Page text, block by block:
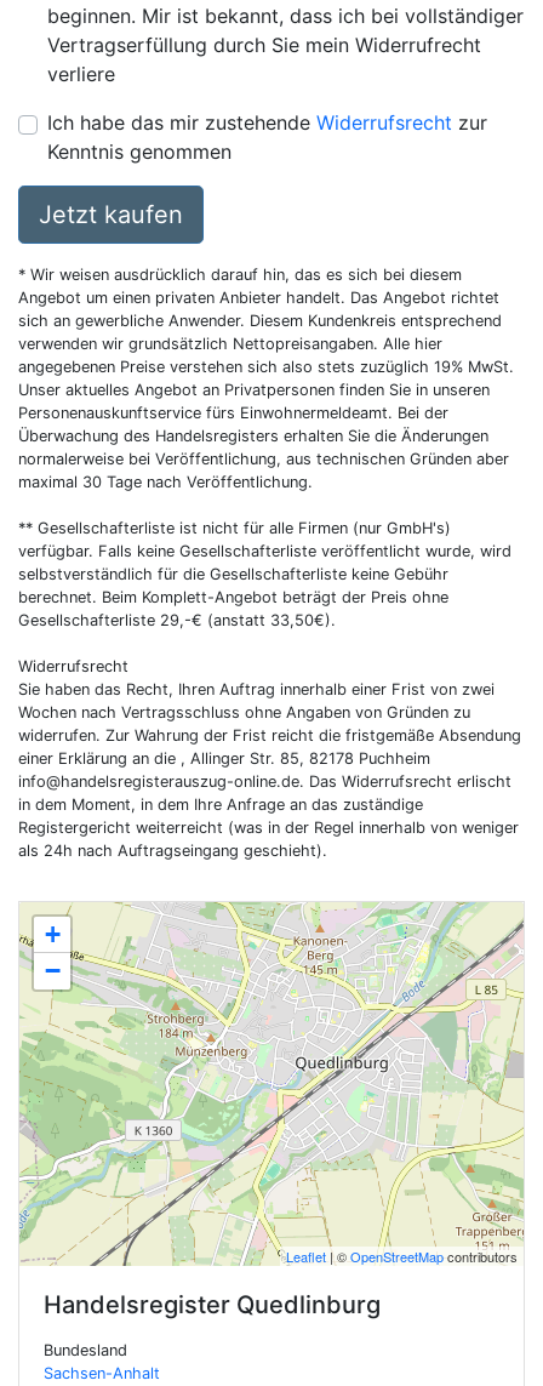
+
−
Leaflet | ©OpenStreetMapcontributors
Handelsregister Quedlinburg
Bundesland
Sachsen-Anhalt
beginnen. Mir ist bekannt, dass ich bei vollständiger
Vertragserfüllung durch Sie mein Widerrufrecht
verliere
Ich habe das mir zustehende Widerrufsrecht zur
Kenntnis genommen
Jetzt kaufen
* Wir weisen ausdrücklich darauf hin, das es sich bei diesem
Angebot um einen privaten Anbieter handelt. Das Angebot richtet
sich an gewerbliche Anwender. Diesem Kundenkreis entsprechend
verwenden wir grundsätzlich Nettopreisangaben. Alle hier
angegebenen Preise verstehen sich also stets zuzüglich 19% MwSt.
Unser aktuelles Angebot an Privatpersonen finden Sie in unseren
Personenauskunftservice fürs Einwohnermeldeamt. Bei der
Überwachung des Handelsregisters erhalten Sie die Änderungen
normalerweise bei Veröffentlichung, aus technischen Gründen aber
maximal 30 Tage nach Veröffentlichung.
** Gesellschafterliste ist nicht für alle Firmen (nur GmbH's)
verfügbar. Falls keine Gesellschafterliste veröffentlicht wurde, wird
selbstverständlich für die Gesellschafterliste keine Gebühr
berechnet. Beim Komplett-Angebot beträgt der Preis ohne
Gesellschafterliste 29,-€ (anstatt 33,50€).
Widerrufsrecht
Sie haben das Recht, Ihren Auftrag innerhalb einer Frist von zwei
Wochen nach Vertragsschluss ohne Angaben von Gründen zu
widerrufen. Zur Wahrung der Frist reicht die fristgemäße Absendung
einer Erklärung an die , Allinger Str. 85, 82178 Puchheim
info@handelsregisterauszug-online.de. Das Widerrufsrecht erlischt
in dem Moment, in dem Ihre Anfrage an das zuständige
Registergericht weiterreicht (was in der Regel innerhalb von weniger
als 24h nach Auftragseingang geschieht).